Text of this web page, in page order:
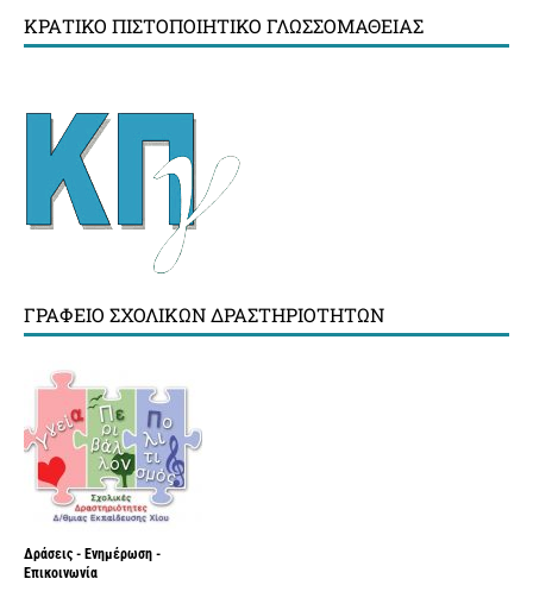
ΚΡΑΤΙΚΌ ΠΙΣΤΟΠΟΙΗΤΙΚΌ ΓΛΩΣΣΟΜΆΘΕΙΑΣ
ΓΡΑΦΕΊΟ ΣΧΟΛΙΚΏΝ ΔΡΑΣΤΗΡΙΟΤΉΤΩΝ
Δράσεις - Ενημέρωση -
Επικοινωνία